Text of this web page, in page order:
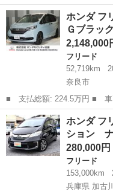
名： ホンダ ■ 車種名：
センシング ワンオーナー
ライドドア...
奈良 奈良市 フリード
ホンダ フ
Ｇブラッ
2,148,000
フリード
52,719km
奈良市
■ 支払総額: 224.5万円 ■ 車両本体価格： 2,148,000 円 ■ メーカ
ー名： ホンダ ■ 車種名：
名： ハイブリッド・Ｇブ
修復歴なし...
奈良 奈良市 フリード
ホンダ フ
ション
280,000円
フリード
153,000km
兵庫県 加古